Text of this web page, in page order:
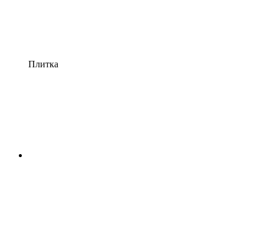
Плитка